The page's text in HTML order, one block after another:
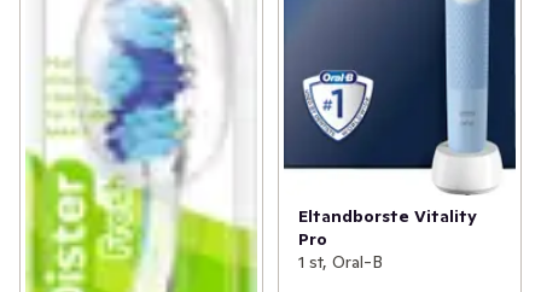
Eltandborste Vitality
Pro
1 st, Oral-B